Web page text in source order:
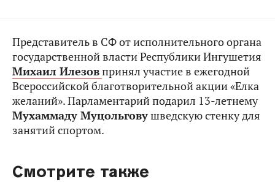
Представитель в СФ от исполнительного органа
государственной власти Республики Ингушетия
Михаил Илезовпринял участие в ежегодной
Всероссийской благотворительной акции «Елка
желаний». Парламентарий подарил 13-летнему
Мухаммаду Муцольговушведскую стенку для
занятий спортом.
Смотрите также